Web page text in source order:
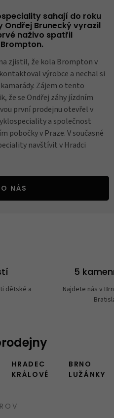
sahají do roku
Ondřej Brunecký vyrazil
naživo spatřil
zjistil, že kola Brompton v
výrobce a nechal si
Zájem o tento
že se Ondřej záhy jízdním
první prodejnu otevřel v
a společnost
pobočky v Praze. V současné
navštívit v Hradci
NÁS
dětské a
5
Najdete nás v
HRADEC
KRÁLOVÉ
BRNO
LUŽÁNKY